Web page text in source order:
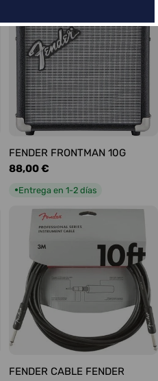
FENDER FRONTMAN 10G
Precio
88,00 €
●Entrega en 1-2 días
FENDER CABLE FENDER